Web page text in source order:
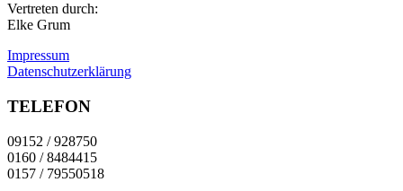
Vertreten durch:
Elke Grum
Impressum
Datenschutzerklärung
TELEFON
09152 / 928750
0160 / 8484415
0157 / 79550518